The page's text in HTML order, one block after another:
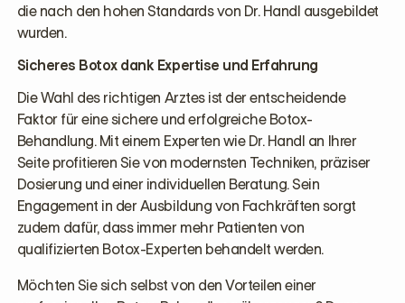
die nach den hohen Standards von Dr. Handl ausgebildet
wurden.
Sicheres Botox dank Expertise und Erfahrung
Die Wahl des richtigen Arztes ist der entscheidende
Faktor für eine sichere und erfolgreiche Botox-
Behandlung. Mit einem Experten wie Dr. Handl an Ihrer
Seite profitieren Sie von modernsten Techniken, präziser
Dosierung und einer individuellen Beratung. Sein
Engagement in der Ausbildung von Fachkräften sorgt
zudem dafür, dass immer mehr Patienten von
qualifizierten Botox-Experten behandelt werden.
Möchten Sie sich selbst von den Vorteilen einer